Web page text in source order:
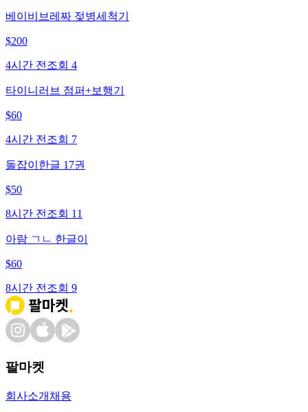
베이비브레짜 젖병세척기
$200
4시간 전 조회 4
타이니러브 점퍼+보행기
$60
4시간 전 조회 7
돌잡이한글 17권
$50
8시간 전 조회 11
아람 ㄱㄴ 한글이
$60
8시간 전 조회 9
팔마켓
회사소개 채용